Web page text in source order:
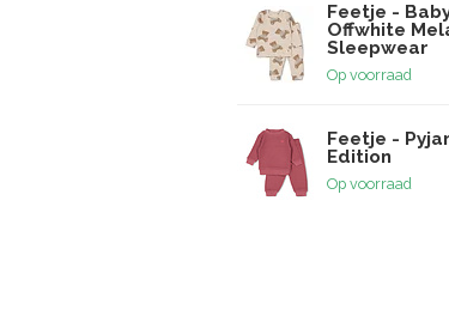
Feetje -
Offwhite
Sleepwear
Op voorraad
Feetje -
Edition
Op voorraad